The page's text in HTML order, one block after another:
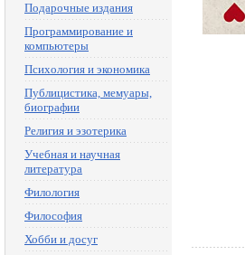
Подарочные издания
Программирование и
компьютеры
Психология и экономика
Публицистика, мемуары,
биографии
Религия и эзотерика
Учебная и научная
литература
Филология
Философия
Хобби и досуг